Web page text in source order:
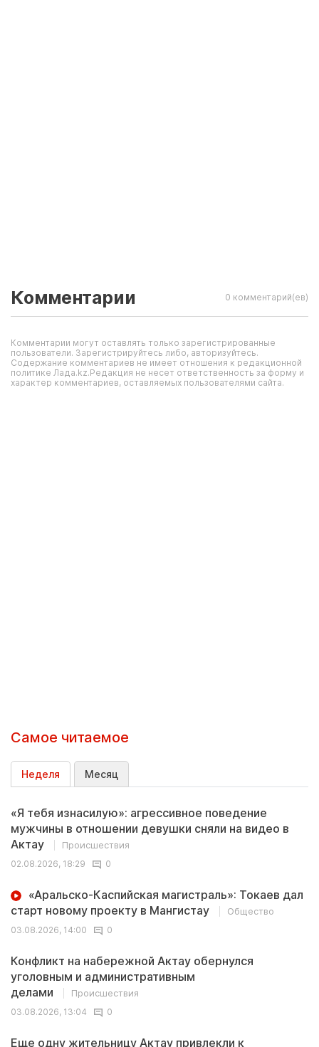
Комментарии 0 комментарий(ев)
Комментарии могут оставлять только зарегистрированные
пользователи. Зарегистрируйтесь либо, авторизуйтесь.
Содержание комментариев не имеет отношения к редакционной
политике Лада.kz.Редакция не несет ответственность за форму и
характер комментариев, оставляемых пользователями сайта.
Самое читаемое
Неделя Месяц
«Я тебя изнасилую»: агрессивное поведение
мужчины в отношении девушки сняли на видео в
Актау
Происшествия
02.08.2026, 18:29
0
«Аральско-Каспийская магистраль»: Токаев дал
старт новому проекту в Мангистау
Общество
03.08.2026, 14:00
0
Конфликт на набережной Актау обернулся
уголовным и административным
делами
Происшествия
03.08.2026, 13:04
0
Еще одну жительницу Актау привлекли к